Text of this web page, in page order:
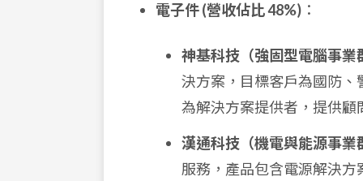
電子件 (營收佔比 48%) ：
神基科技（強固型電腦事業
決方案，目標客戶為國防
為解決方案提供者，提供
漢通科技（機電與能源事業
服務，產品包含電源解決